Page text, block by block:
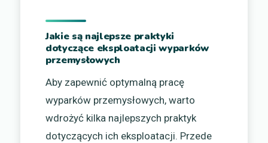
Jakie są najlepsze praktyki
dotyczące eksploatacji wyparków
przemysłowych
Aby zapewnić optymalną pracę
wyparków przemysłowych, warto
wdrożyć kilka najlepszych praktyk
dotyczących ich eksploatacji. Przede